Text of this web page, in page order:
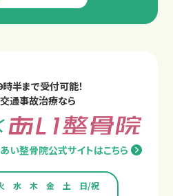
半まで受付可能！
通事故治療なら
い整骨院公式サイトはこちら
水 木 金 土
日/祝